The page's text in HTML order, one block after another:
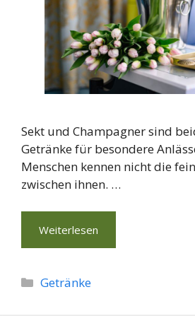
Sekt und Champagner sind
Getränke für besondere
Menschen kennen nicht die
zwischen ihnen. …
Weiterlesen
Kategorien
Getränke